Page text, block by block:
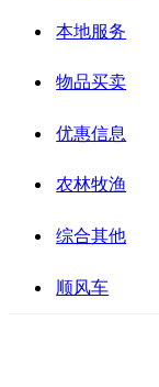
本地服务
物品买卖
优惠信息
农林牧渔
综合其他
顺风车